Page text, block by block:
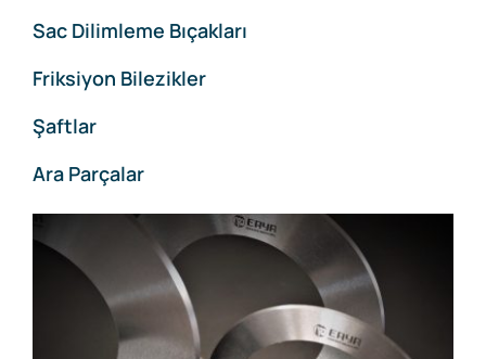
Sac Dilimleme Bıçakları
Friksiyon Bilezikler
Şaftlar
Ara Parçalar